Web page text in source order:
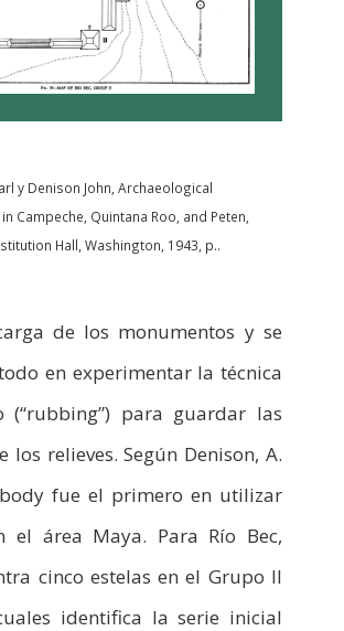
y Denison John, Archaeological
Campeche, Quintana Roo, and Peten,
Hall, Washington, 1943, p..
de los monumentos y se
en experimentar la técnica
(“rubbing”) para guardar las
los relieves. Según Denison, A.
fue el primero en utilizar
el área Maya. Para Río Bec,
cinco estelas en el Grupo II
identifica la serie inicial